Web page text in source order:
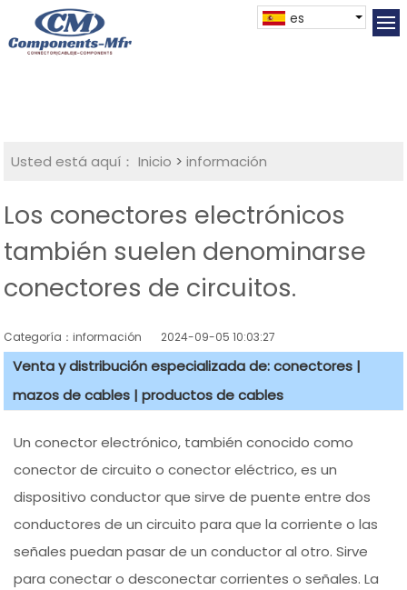
es
Usted está aquí： Inicio >información
Los conectores electrónicos
también suelen denominarse
conectores de circuitos.
Categoría：información 2024-09-05 10:03:27
Venta y distribución especializada de: conectores |
mazos de cables | productos de cables
Un conector electrónico, también conocido como
conector de circuito o conector eléctrico, es un
dispositivo conductor que sirve de puente entre dos
conductores de un circuito para que la corriente o las
señales puedan pasar de un conductor al otro. Sirve
para conectar o desconectar corrientes o señales. La